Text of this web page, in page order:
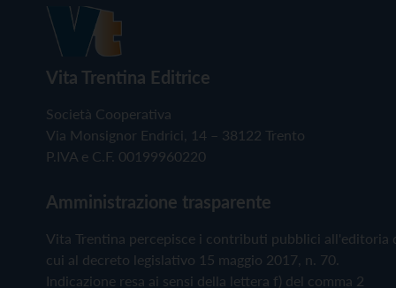
Vita Trentina Editrice
Società Cooperativa
Via Monsignor Endrici, 14 – 38122 Trento
P.IVA e C.F. 00199960220
Amministrazione trasparente
Vita Trentina percepisce i contributi pubblici all'editoria
cui al decreto legislativo 15 maggio 2017, n. 70.
Indicazione resa ai sensi della lettera f) del comma 2